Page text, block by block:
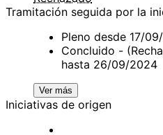
Tramitación seguida por la
Pleno desde 17/
Concluido -
hasta 26/09/2024
Ver más
Iniciativas de origen